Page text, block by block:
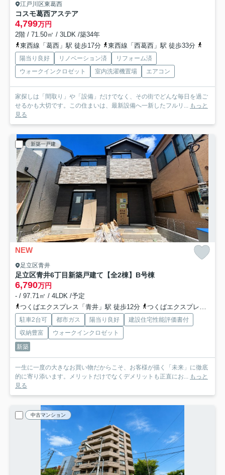
江戸川区東葛西
コスモ葛西アステア
4,799万円
2階 / 71.50㎡ / 3LDK /築34年
東西線「葛西」駅 徒歩17分
東西線「西葛西」駅 徒歩33分
陽当り良好 リノベーション済
リフォーム済
ウォークインクロゼット
室内洗濯機置場 エアコン
家探しは「間取り」や「設備」だけでなく、その街でどんな毎日を過ご
せるかも大切です。この住まいは、最新設備へ一新したフルリ... もっと
見る
新築一戸建
NEW
足立区青井
足立区青井6丁目新築戸建て【全2棟】 B号棟
6,790万円
- / 97.71㎡ / 4LDK /予定
つくばエクスプレス「青井」駅 徒歩12分
つくばエクスプレス「六町」駅 徒歩18分
駐車2台可 都市ガス 陽当り良好
建設住宅性能評価書付
収納豊富
ウォークインクロゼット
新築
一生に一度の大きなお買い物だからこそ、お客様が描く「未来」に徹底
的に寄り添います。メリットだけでなくデメリットも正直にお... もっと
見る
中古マンション